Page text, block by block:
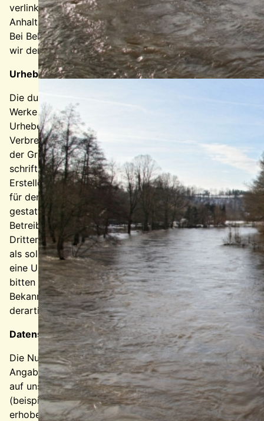
verlinkten Seiten ist jedoch ohne konkrete
Anhaltspunkte einer Rechtsverletzung nicht zumutbar.
Bei Bekanntwerden von Rechtsverletzungen werden
wir derartige Links umgehend entfernen.
Urheberrecht
Die durch die Seitenbetreiber erstellten Inhalte und
Werke auf diesen Seiten unterliegen dem deutschen
Urheberrecht. Die Vervielfältigung, Bearbeitung,
Verbreitung und jede Art der Verwertung außerhalb
der Grenzen des Urheberrechtes bedürfen der
schriftlichen Zustimmung des jeweiligen Autors bzw.
Erstellers. Downloads und Kopien dieser Seite sind nur
für den privaten, nicht kommerziellen Gebrauch
gestattet. Soweit die Inhalte auf dieser Seite nicht vom
Betreiber erstellt wurden, werden die Urheberrechte
Dritter beachtet. Insbesondere werden Inhalte Dritter
als solche gekennzeichnet. Sollten Sie trotzdem auf
eine Urheberrechtsverletzung aufmerksam werden,
bitten wir um einen entsprechenden Hinweis. Bei
Bekanntwerden von Rechtsverletzungen werden wir
derartige Inhalte umgehend entfernen.
Datenschutz
Die Nutzung unserer Webseite ist in der Regel ohne
Angabe personenbezogener Daten möglich. Soweit
auf unseren Seiten personenbezogene Daten
(beispielsweise Name, Anschrift oder eMail-Adressen)
erhoben werden, erfolgt dies, soweit möglich, stets